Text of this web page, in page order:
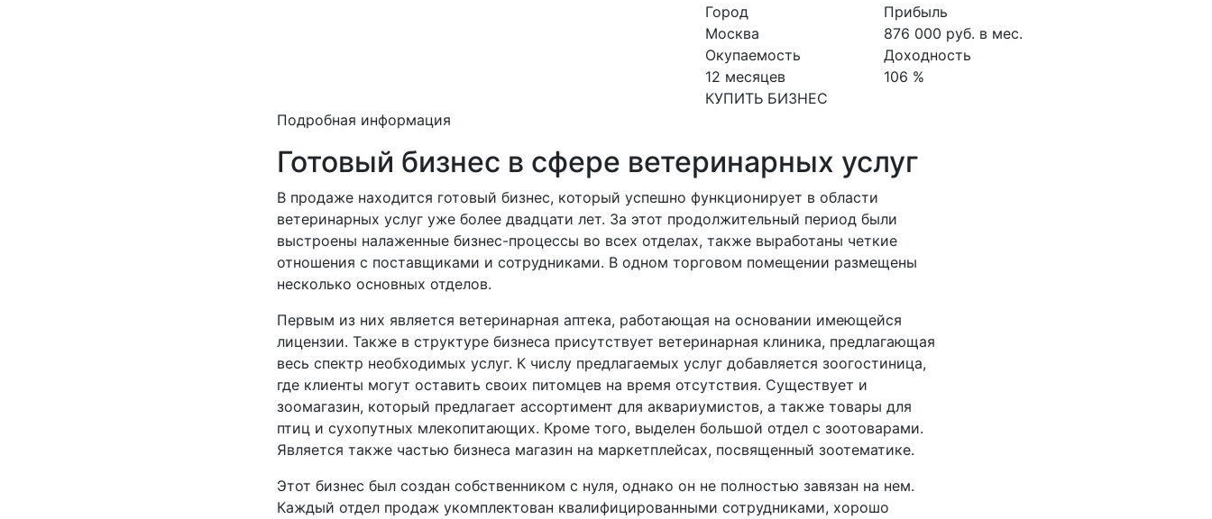
Город
Москва
Окупаемость
12 месяцев
КУПИТЬ БИЗНЕС
Прибыль
876 000 руб. в мес.
Доходность
106 %
Подробная информация
Готовый бизнес в сфере ветеринарных услуг
В продаже находится готовый бизнес, который успешно функционирует в области
ветеринарных услуг уже более двадцати лет. За этот продолжительный период были
выстроены налаженные бизнес-процессы во всех отделах, также выработаны четкие
отношения с поставщиками и сотрудниками. В одном торговом помещении размещены
несколько основных отделов.
Первым из них является ветеринарная аптека, работающая на основании имеющейся
лицензии. Также в структуре бизнеса присутствует ветеринарная клиника, предлагающая
весь спектр необходимых услуг. К числу предлагаемых услуг добавляется зоогостиница,
где клиенты могут оставить своих питомцев на время отсутствия. Существует и
зоомагазин, который предлагает ассортимент для аквариумистов, а также товары для
птиц и сухопутных млекопитающих. Кроме того, выделен большой отдел с зоотоварами.
Является также частью бизнеса магазин на маркетплейсах, посвященный зоотематике.
Этот бизнес был создан собственником с нуля, однако он не полностью завязан на нем.
Каждый отдел продаж укомплектован квалифицированными сотрудниками, хорошо